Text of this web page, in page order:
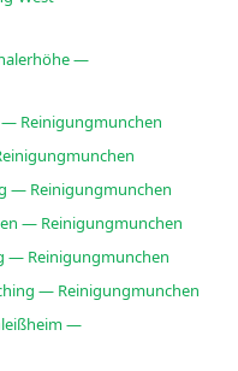
—
Reinigungmunchen
— Reinigungmunchen
— Reinigungmunchen
— Reinigungmunchen
— Reinigungmunchen
—